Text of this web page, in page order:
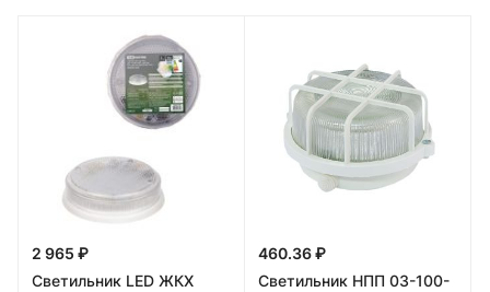
2 965 ₽
Светильник LED ЖКХ
460.36 ₽
Светильник НПП 03-100-